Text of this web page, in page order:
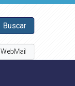
Buscar
WebMail